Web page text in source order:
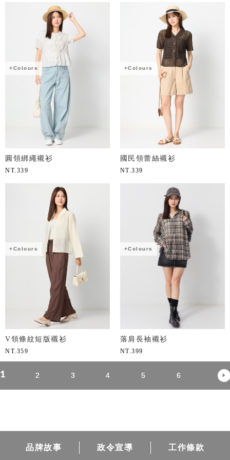
+Colours
圓領綁繩襯衫
NT. 339
+Colours
國民領蕾絲襯衫
NT. 339
+Colours
V領條紋短版襯衫
NT. 359
+Colours
落肩長袖襯衫
NT. 399
1 2 3 4 5 6
品牌故事 政令宣導 工作條款